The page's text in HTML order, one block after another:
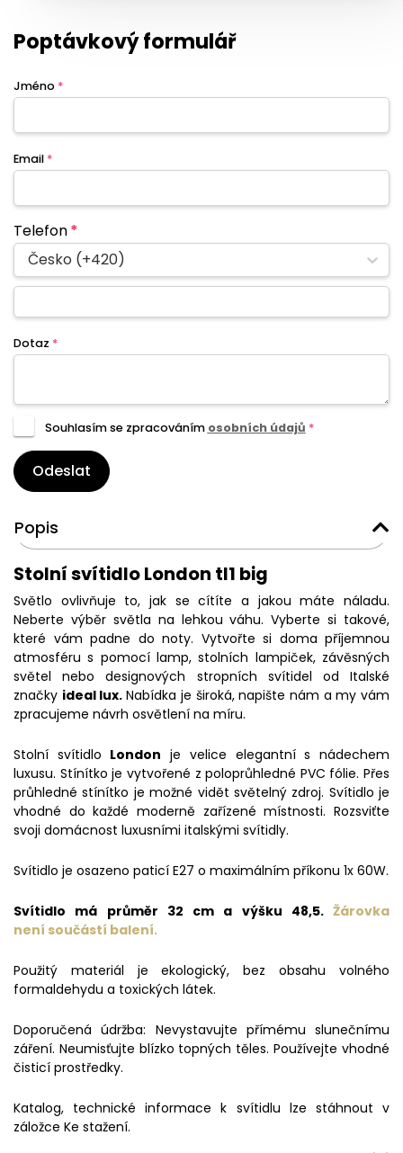
Poptávkový formulář
Jméno *
Email *
Telefon*
Česko (+420)
Dotaz *
Souhlasím se zpracováním osobních údajů *
Odeslat
Popis
Stolní svítidlo London tl1 big
Světlo ovlivňuje to, jak se cítíte a jakou máte náladu.
Neberte výběr světla na lehkou váhu. Vyberte si takové,
které vám padne do noty. Vytvořte si doma příjemnou
atmosféru s pomocí lamp, stolních lampiček, závěsných
světel nebo designových stropních svítidel od Italské
značky ideal lux.Nabídka je široká, napište nám a my vám
zpracujeme návrh osvětlení na míru.
Stolní svítidlo London je velice elegantní s nádechem
luxusu. Stínítko je vytvořené z poloprůhledné PVC fólie. Přes
průhledné stínítko je možné vidět světelný zdroj. Svítidlo je
vhodné do každé moderně zařízené místnosti. Rozsviťte
svoji domácnost luxusními italskými svítidly.
Svítidlo je osazeno paticí E27 o maximálním příkonu 1x 60W.
Svítidlo má průměr 32 cm a výšku 48,5. Žárovka
není součástí balení.
Použitý materiál je ekologický, bez obsahu volného
formaldehydu a toxických látek.
Doporučená údržba: Nevystavujte přímému slunečnímu
záření. Neumisťujte blízko topných těles. Používejte vhodné
čisticí prostředky.
Katalog, technické informace k svítidlu lze stáhnout v
záložce Ke stažení.